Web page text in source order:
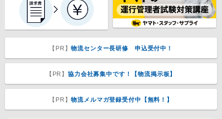
【PR】物流センター長研修 申込受付中！
【PR】協力会社募集中です！【物流掲示板】
【PR】物流メルマガ登録受付中【無料！】